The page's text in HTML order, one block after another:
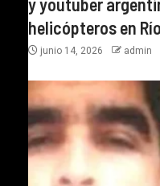
helicópteros en
junio 14, 2026 admin